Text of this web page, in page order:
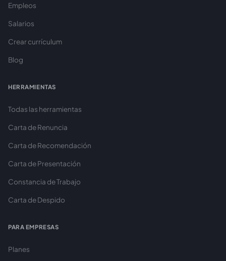
Empleos
Salarios
Crear currículum
Blog
HERRAMIENTAS
Todas las herramientas
Carta de Renuncia
Carta de Recomendación
Carta de Presentación
Constancia de Trabajo
Carta de Despido
PARA EMPRESAS
Planes